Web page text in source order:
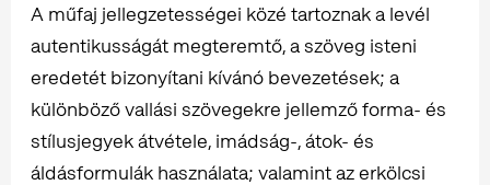
A műfaj jellegzetességei közé tartoznak a levél
autentikusságát megteremtő, a szöveg isteni
eredetét bizonyítani kívánó bevezetések; a
különböző vallási szövegekre jellemző forma- és
stílusjegyek átvétele, imádság-, átok- és
áldásformulák használata; valamint az erkölcsi